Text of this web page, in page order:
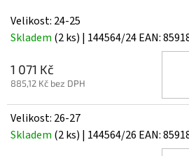
Velikost: 24-25
Skladem (2 ks) | 144564/24EAN:
1 071 Kč
885,12 Kč bez DPH
Velikost: 26-27
Skladem (2 ks) | 144564/26 EAN: